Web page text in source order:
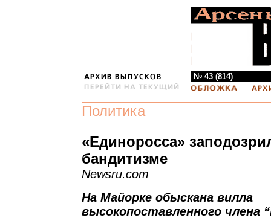
№ 43 (814)
Политика
«Единоросса»
бандитизме
Newsru.com
На Майорке обыскана вилла
высокопоставленного члена